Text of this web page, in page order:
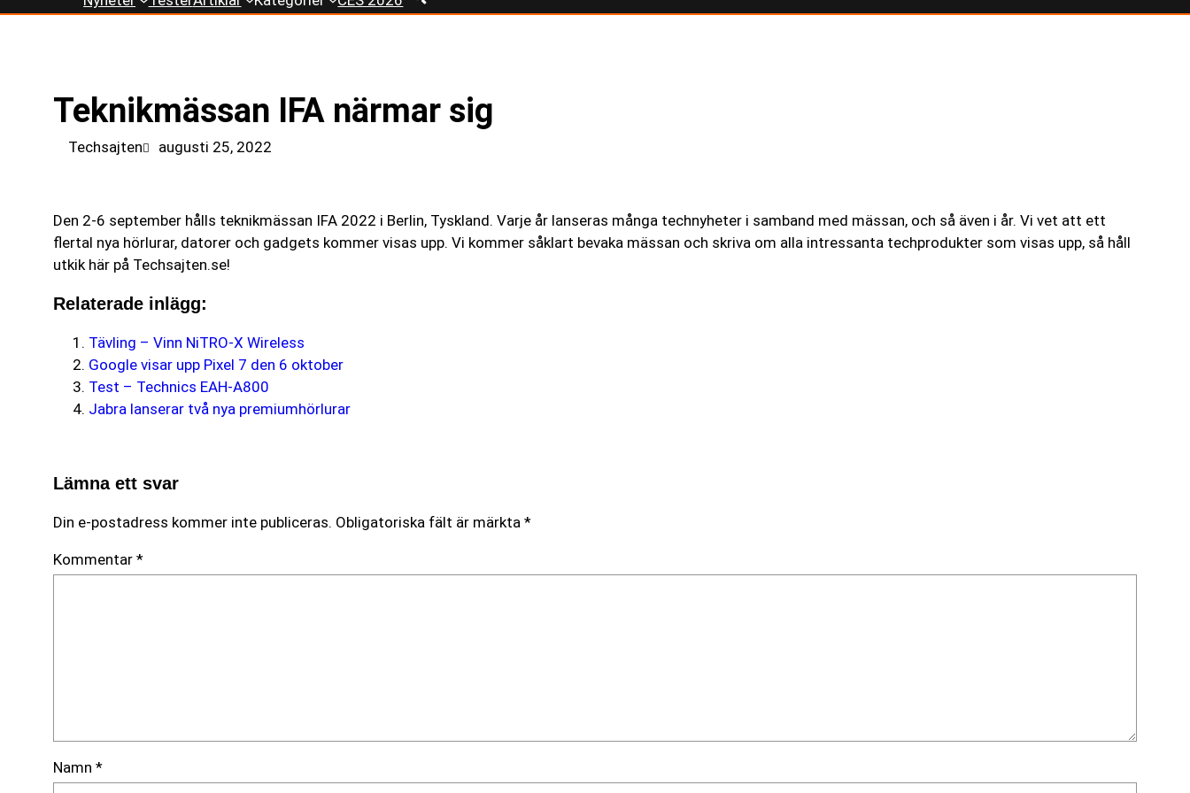
till
Teknikmässan IFA närmar sig
Techsajten augusti 25, 2022
Den 2-6 september hålls teknikmässan IFA 2022 i Berlin, Tyskland. Varje år lanseras många technyheter i samband med mässan, och så även i år. Vi vet att ett
flertal nya hörlurar, datorer och gadgets kommer visas upp. Vi kommer såklart bevaka mässan och skriva om alla intressanta techprodukter som visas upp, så håll
utkik här på Techsajten.se!
Relaterade inlägg:
Tävling – Vinn NiTRO-X Wireless
Google visar upp Pixel 7 den 6 oktober
Test – Technics EAH-A800
Jabra lanserar två nya premiumhörlurar
Lämna ett svar
Din e-postadress kommer inte publiceras. Obligatoriska fält är märkta *
Kommentar *
Namn *